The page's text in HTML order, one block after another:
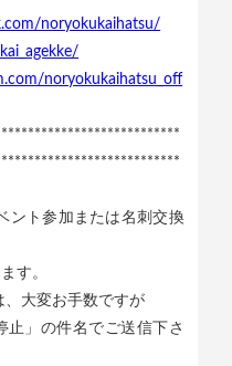
noryokukaihatsu/
noryokukaihatsu_off
ント参加または名刺交換
す。
大変お手数ですが
」の件名でご送信下さ